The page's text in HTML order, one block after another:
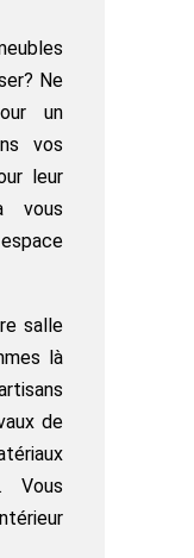
Ne
un
vos
leur
vous
salle
là
de
Vous